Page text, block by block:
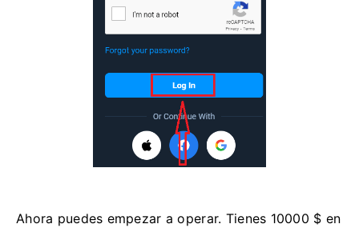
Ahora puedes empezar a operar. Tienes 10000 $ en